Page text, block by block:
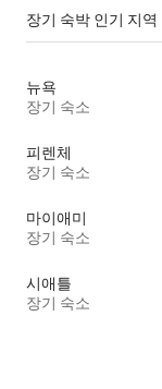
장기 숙박 인기 지역
뉴욕
장기 숙소
피렌체
장기 숙소
마이애미
장기 숙소
시애틀
장기 숙소